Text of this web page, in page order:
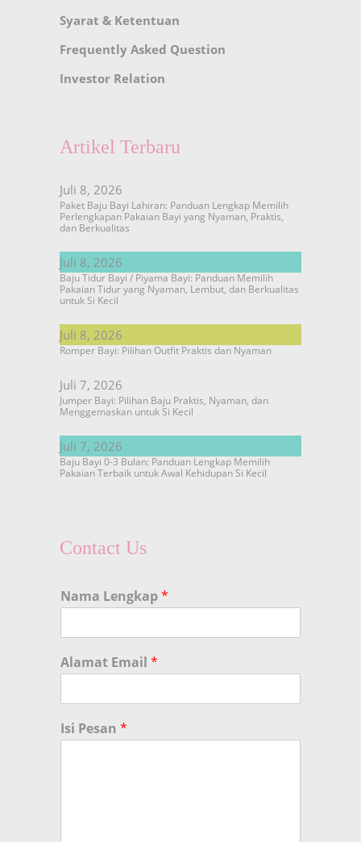
Syarat & Ketentuan
Frequently Asked Question
Investor Relation
Artikel Terbaru
Juli 8, 2026
Paket Baju Bayi Lahiran: Panduan Lengkap Memilih
Perlengkapan Pakaian Bayi yang Nyaman, Praktis,
dan Berkualitas
Juli 8, 2026
Baju Tidur Bayi / Piyama Bayi: Panduan Memilih
Pakaian Tidur yang Nyaman, Lembut, dan Berkualitas
untuk Si Kecil
Juli 8, 2026
Romper Bayi: Pilihan Outfit Praktis dan Nyaman
Juli 7, 2026
Jumper Bayi: Pilihan Baju Praktis, Nyaman, dan
Menggemaskan untuk Si Kecil
Juli 7, 2026
Baju Bayi 0-3 Bulan: Panduan Lengkap Memilih
Pakaian Terbaik untuk Awal Kehidupan Si Kecil
Contact Us
Nama Lengkap*
Alamat Email *
Isi Pesan *